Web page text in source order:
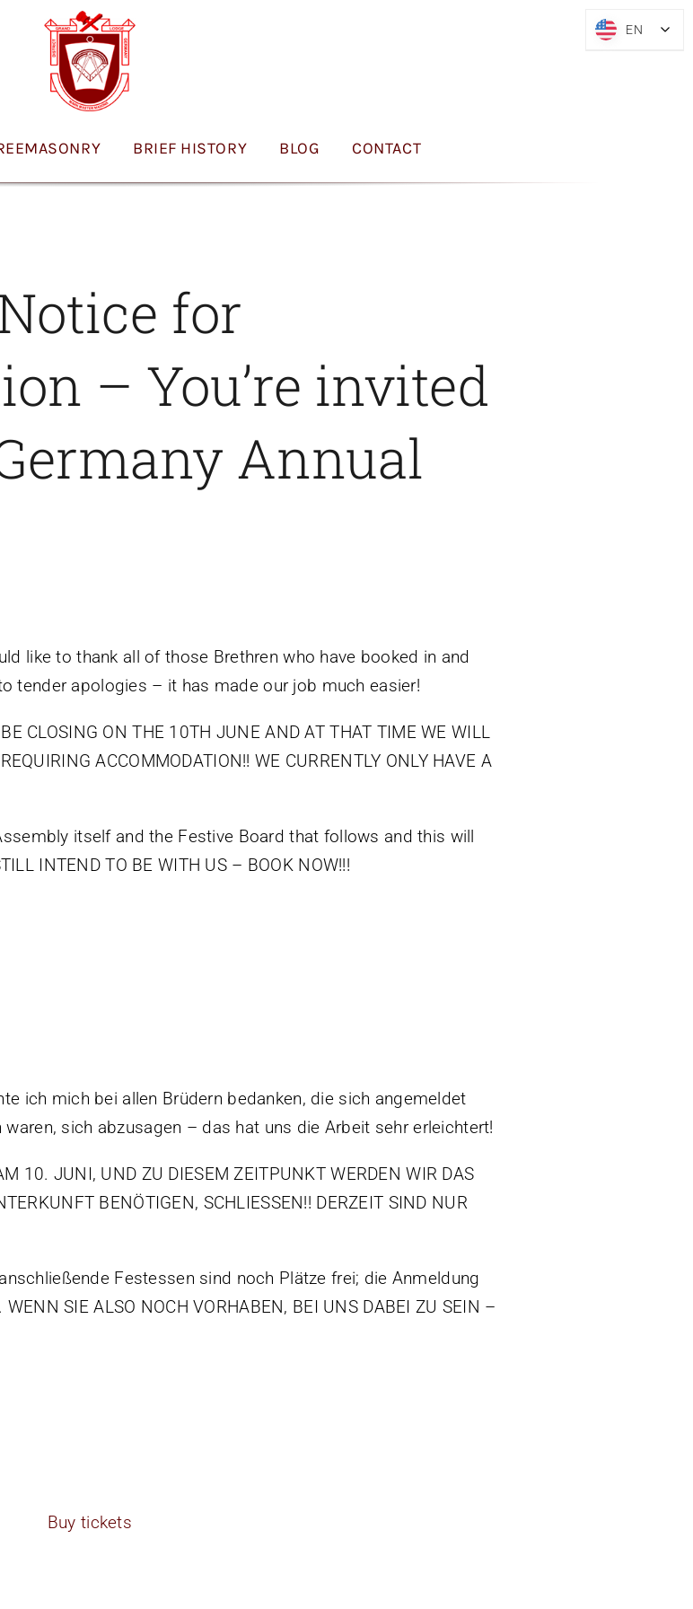
BRIEF HISTORY BLOG CONTACT
for
– You’re invited
Annual
like to thank all of those Brethren who have booked in and
tender apologies – it has made our job much easier!
CLOSING ON THE 10TH JUNE AND AT THAT TIME WE WILL
ACCOMMODATION!! WE CURRENTLY ONLY HAVE A
itself and the Festive Board that follows and this will
INTEND TO BE WITH US – BOOK NOW!!!
ich mich bei allen Brüdern bedanken, die sich angemeldet
sich abzusagen – das hat uns die Arbeit sehr erleichtert!
10. JUNI, UND ZU DIESEM ZEITPUNKT WERDEN WIR DAS
BENÖTIGEN, SCHLIESSEN!! DERZEIT SIND NUR
Festessen sind noch Plätze frei; die Anmeldung
SIE ALSO NOCH VORHABEN, BEI UNS DABEI ZU SEIN –
Buy tickets
EN
EN